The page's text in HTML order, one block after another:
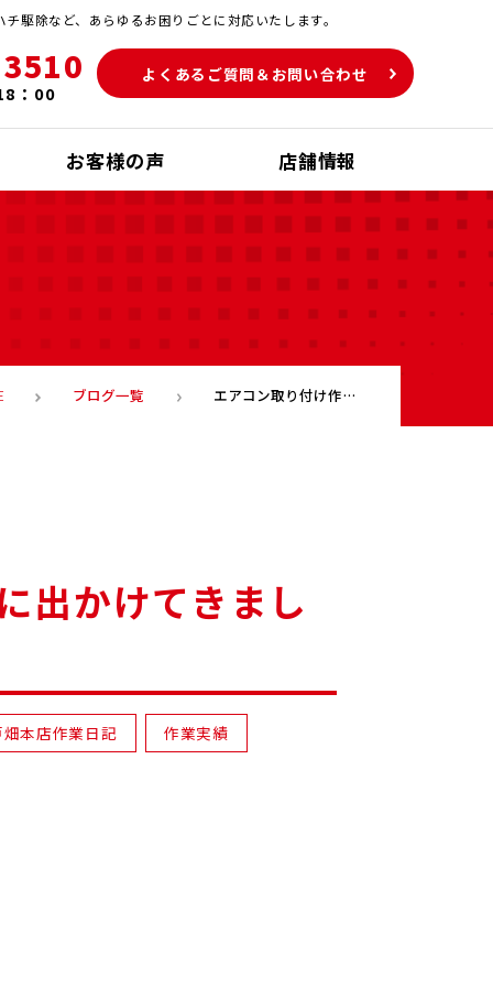
除など、あらゆるお困りごとに対応いたします。
：00
よくあるご質問＆お問い合わせ
お客様の声 店舗情報
ブログ一覧 エアコン取り付け作業のため福岡県宗像市原町に出かけてきました！【ハンズクラフトライフサポート】
出かけてきまし
畑本店作業日記 作業実績